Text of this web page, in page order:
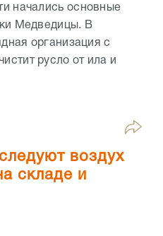
начались основные
Медведицы. В
организация с
русло от ила и
воздух
складе и